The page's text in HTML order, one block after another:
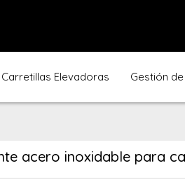
Elevadoras Gestión
acero inoxidable para